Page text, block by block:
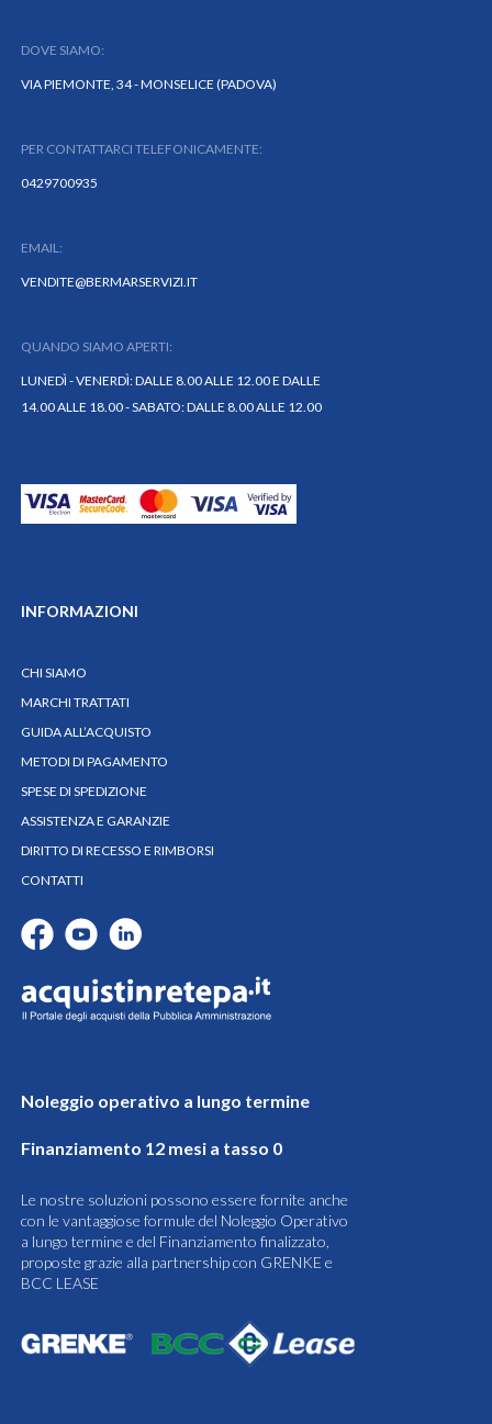
DOVE SIAMO:
VIA PIEMONTE, 34 - MONSELICE (PADOVA)
PER CONTATTARCI TELEFONICAMENTE:
0429700935
EMAIL:
VENDITE@BERMARSERVIZI.IT
QUANDO SIAMO APERTI:
LUNEDÌ - VENERDÌ: DALLE 8.00 ALLE 12.00 E DALLE
14.00 ALLE 18.00 - SABATO: DALLE 8.00 ALLE 12.00
INFORMAZIONI
CHI SIAMO
MARCHI TRATTATI
GUIDA ALL’ACQUISTO
METODI DI PAGAMENTO
SPESE DI SPEDIZIONE
ASSISTENZA E GARANZIE
DIRITTO DI RECESSO E RIMBORSI
CONTATTI
Noleggio operativo a lungo termine
Finanziamento 12 mesi a tasso 0
Le nostre soluzioni possono essere fornite anche
con le vantaggiose formule del Noleggio Operativo
a lungo termine e del Finanziamento finalizzato,
proposte grazie alla partnership con GRENKE e
BCC LEASE